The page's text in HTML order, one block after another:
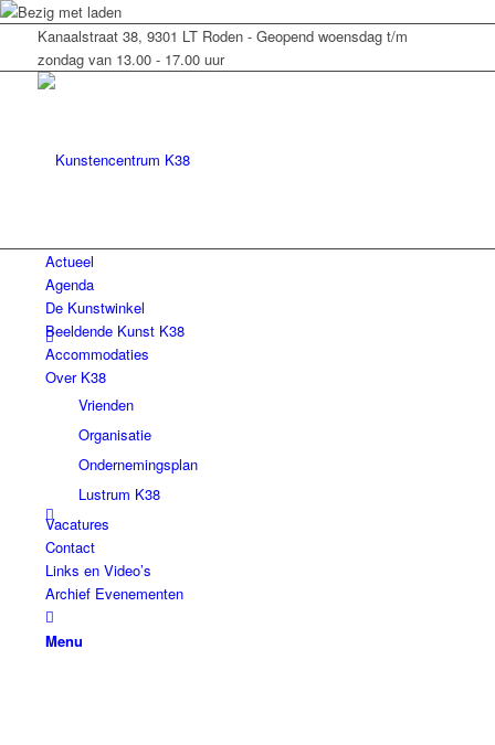
Kanaalstraat 38, 9301 LT Roden - Geopend woensdag t/m
zondag van 13.00 - 17.00 uur
Actueel
Agenda
De Kunstwinkel
Beeldende Kunst K38
Accommodaties
Over K38
Vrienden
Organisatie
Ondernemingsplan
Lustrum K38
Vacatures
Contact
Links en Video’s
Archief Evenementen
Menu